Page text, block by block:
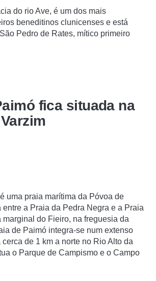
do rio Ave, é um dos mais
beneditinos clunicenses e está
Pedro de Rates, mí­tico primeiro
fica situada na
uma praia marí­tima da Póvoa de
a Praia da Pedra Negra e a Praia
marginal do Fieiro, na freguesia da
de Paimó integra-se num extenso
de 1 km a norte no Rio Alto da
o Parque de Campismo e o Campo